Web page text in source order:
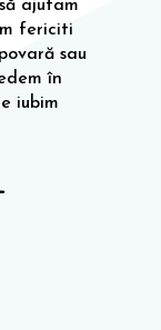
ajutam
fericiti
sau
în
iubim